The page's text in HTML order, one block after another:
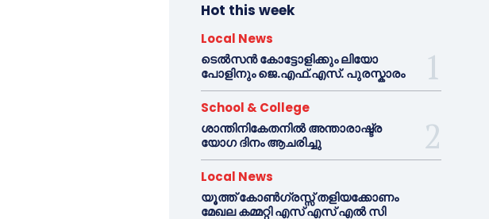
Hot this week
Local News
ടെൽസൻ കോട്ടോളിക്കും ലിയോ
പോളിനും ജെ.എഫ്.എസ്. പുരസ്കാരം
School & College
ശാന്തിനികേതനിൽ അന്താരാഷ്ട്ര
യോഗ ദിനം ആചരിച്ചു
Local News
യൂത്ത് കോൺഗ്രസ്സ് തളിയക്കോണം
മേഖല കമ്മറ്റി എസ് എസ് എൽ സി